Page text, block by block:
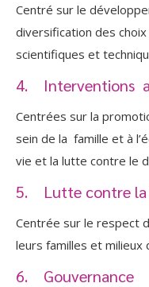
Centré sur le
diversification des
scientifiques et
4. Interventions
Centrées sur la
sein de la famille et à
vie et la lutte contre le
5. Lutte contre la
Centrée sur le respect
leurs familles et milieux
6. Gouvernance